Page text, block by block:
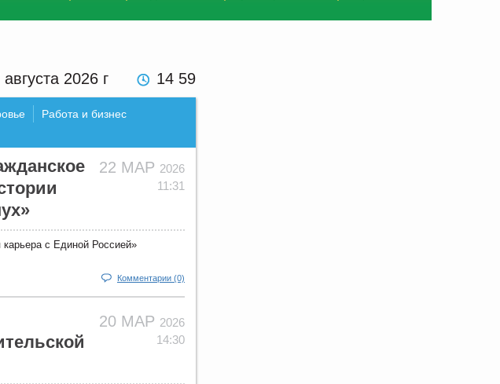
августа 2026 г 14 59
Работа и бизнес
22 МАР 2026
11:31
с Единой Россией»
Комментарии (0)
20 МАР 2026
14:30